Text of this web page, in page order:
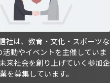
社は、教育・文化・スポーツな
活動やイベントを主催していま
来社会を創り上げていく参加企
業を募集しています。